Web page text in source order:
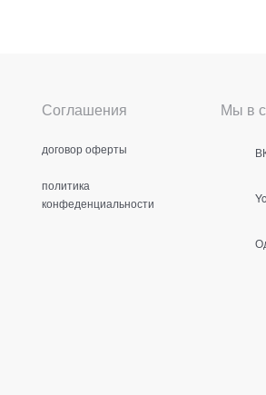
Соглашения
договор оферты
политика
конфеденциальности
Мы в